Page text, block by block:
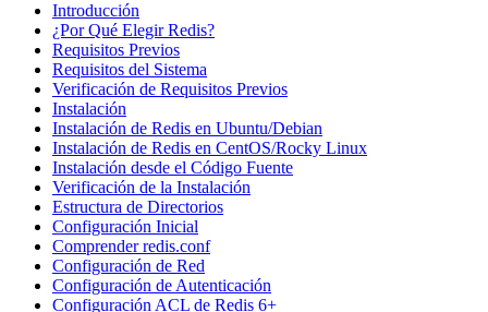
Introducción
¿Por Qué Elegir Redis?
Requisitos Previos
Requisitos del Sistema
Verificación de Requisitos Previos
Instalación
Instalación de Redis en Ubuntu/Debian
Instalación de Redis en CentOS/Rocky Linux
Instalación desde el Código Fuente
Verificación de la Instalación
Estructura de Directorios
Configuración Inicial
Comprender redis.conf
Configuración de Red
Configuración de Autenticación
Configuración ACL de Redis 6+